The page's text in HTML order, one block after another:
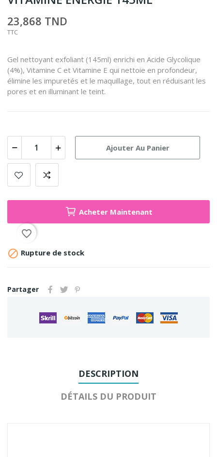
23,868 TND
TTC
Gel nettoyant exfoliant (145ml) enrichi en Acide Glycolique
(4%), Vitamine C et Vitamine E qui nettoie en profondeur,
élimine les impuretés et le maquillage, tout en réduisant les
pores et en illuminant le teint.
Ajouter Au Panier
Acheter Maintenant
favorite_border
 Rupture de stock
Partager
DESCRIPTION
DÉTAILS DU PRODUIT